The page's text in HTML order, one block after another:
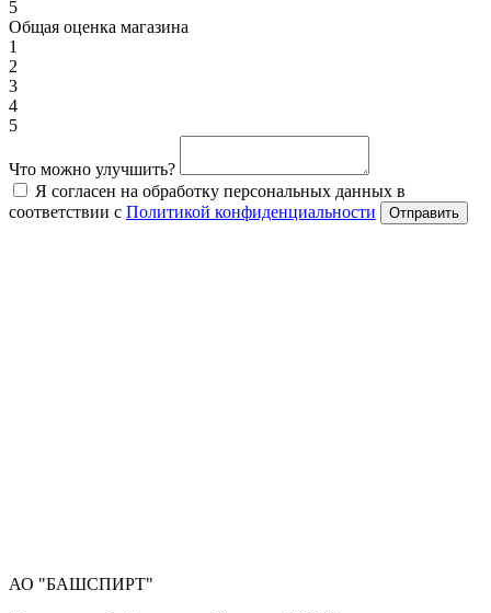
5
Общая оценка магазина
1
2
3
4
5
Что можно улучшить?
Я согласен на обработку персональных данных в
соответствии с Политикой конфиденциальности Отправить
АО "БАШСПИРТ"